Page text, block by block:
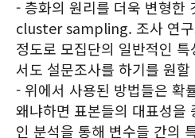
- 층화의 원리를 더욱 변형한
cluster sampling. 조사 연구
정도로 모집단의 일반적인
서도 설문조사를 하기를 원
- 위에서 사용된 방법들은 확
왜냐하면 표본들의 대표성을
인 분석을 통해 변수들 간의